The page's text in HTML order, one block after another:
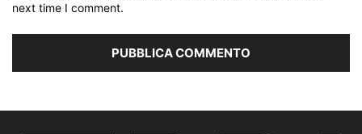
next time I comment.